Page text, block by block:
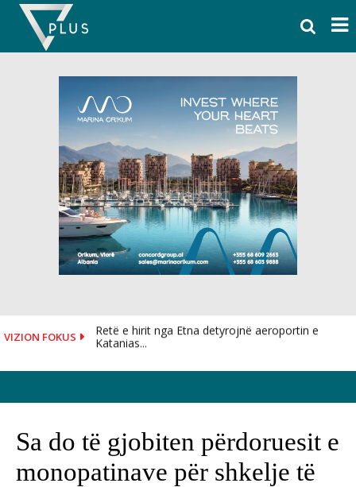
Skip
content
VIZION FOKUS
Retë e hirit nga Etna detyrojnë aeroportin e
Katanias...
Sa do të gjobiten përdoruesit e
monopatinave për shkelje të